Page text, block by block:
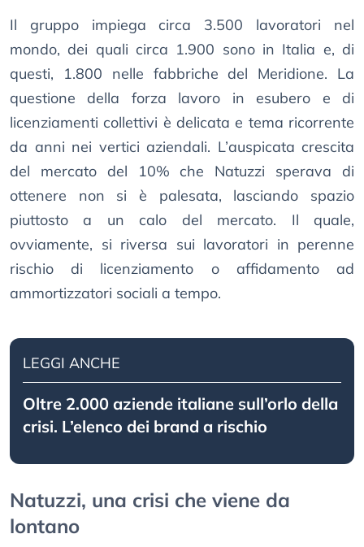
Il gruppo impiega circa 3.500 lavoratori nel
mondo, dei quali circa 1.900 sono in Italia e, di
questi, 1.800 nelle fabbriche del Meridione. La
questione della forza lavoro in esubero e di
licenziamenti collettivi è delicata e tema ricorrente
da anni nei vertici aziendali. L’auspicata crescita
del mercato del 10% che Natuzzi sperava di
ottenere non si è palesata, lasciando spazio
piuttosto a un calo del mercato. Il quale,
ovviamente, si riversa sui lavoratori in perenne
rischio di licenziamento o affidamento ad
ammortizzatori sociali a tempo.
LEGGI ANCHE
Oltre 2.000 aziende italiane sull’orlo della
crisi. L’elenco dei brand a rischio
Natuzzi, una crisi che viene da
lontano